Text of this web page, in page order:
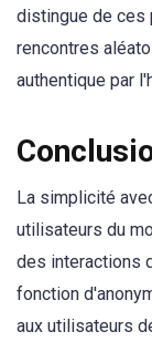
distingue de ces
rencontres
authentique par
La simplicité
utilisateurs du
des interactions
fonction
aux utilisateurs